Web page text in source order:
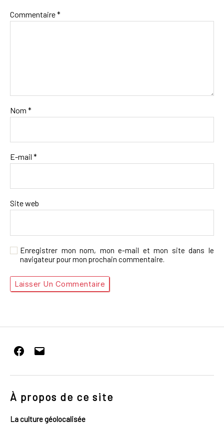
Commentaire*
Nom *
E-mail *
Site web
Enregistrer mon nom, mon e-mail et mon site dans le
navigateur pour mon prochain commentaire.
Facebook
E-
mail
À propos de ce site
La culture géolocalisée